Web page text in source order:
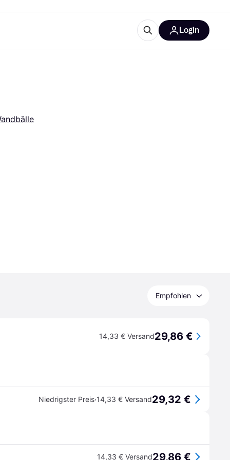
Login
Empfohlen
14,33 € Versand29,86 €
Niedrigster Preis·14,33 € Versand29,32 €
14,33 € Versand29,86 €